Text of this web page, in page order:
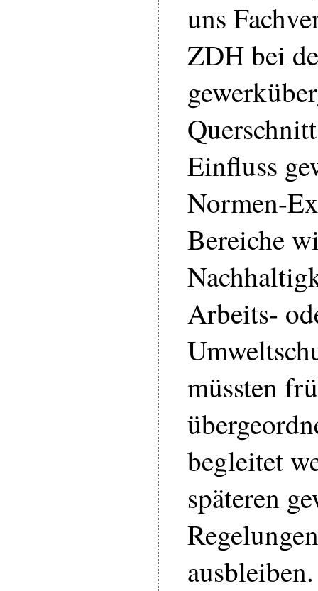
uns
ZDH bei
Einfluss
Normen-
Bereiche
Arbeits-
müssten
begleitet
späteren
ausbleiben.